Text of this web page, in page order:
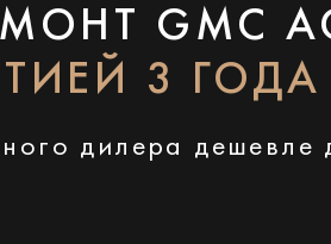
GMC
3 ГОДА
дилера дешевле